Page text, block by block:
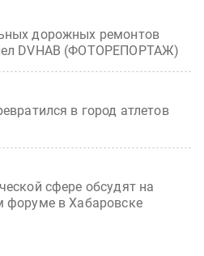
дорожных ремонтов
DVHAB (ФОТОРЕПОРТАЖ)
в город атлетов
сфере обсудят на
форуме в Хабаровске